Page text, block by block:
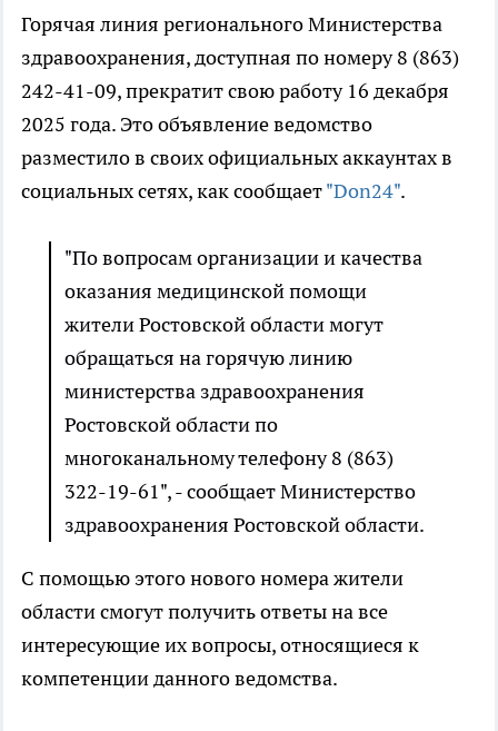
Горячая линия регионального Министерства
здравоохранения, доступная по номеру 8 (863)
242-41-09, прекратит свою работу 16 декабря
2025 года. Это объявление ведомство
разместило в своих официальных аккаунтах в
социальных сетях, как сообщает"Don24".
"По вопросам организации и качества
оказания медицинской помощи
жители Ростовской области могут
обращаться на горячую линию
министерства здравоохранения
Ростовской области по
многоканальному телефону 8 (863)
322-19-61", - сообщает Министерство
здравоохранения Ростовской области.
С помощью этого нового номера жители
области смогут получить ответы на все
интересующие их вопросы, относящиеся к
компетенции данного ведомства.